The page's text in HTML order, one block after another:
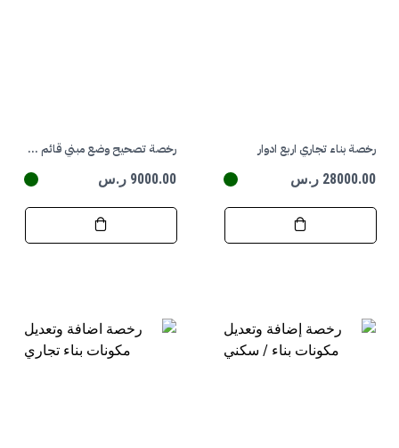
رخصة بناء تجاري اربع ادوار
28000.00 ر.س
رخصة تصحيح وضع مبني قائم / سكني
9000.00 ر.س